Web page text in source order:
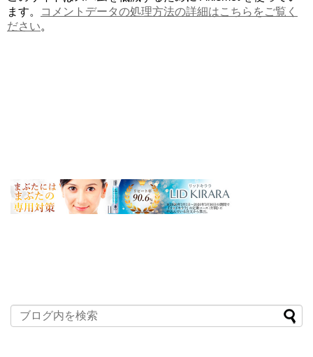
ます。
コメントデータの処理方法の詳細はこちらをご覧く
ださい。